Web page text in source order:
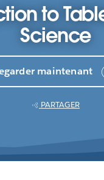
to
Science
maintenant
PARTAGER